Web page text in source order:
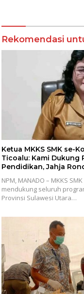
Rekomendasi
Ketua MKKS SMK se-
Ticoalu: Kami Dukung
Pendidikan, Jahja
NPM, MANADO – MKKS
mendukung seluruh
Provinsi Sulawesi Utara…